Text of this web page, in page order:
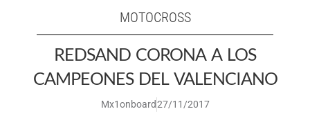
MOTOCROSS
REDSAND CORONA A LOS
CAMPEONES DEL VALENCIANO
Mx1onboard27/11/2017